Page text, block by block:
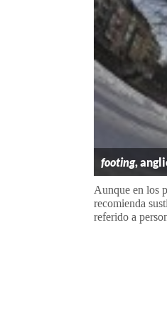
footing,
Aunque en los
recomienda
referido a